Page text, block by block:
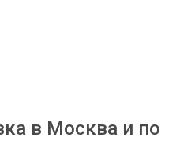
в Москва и по